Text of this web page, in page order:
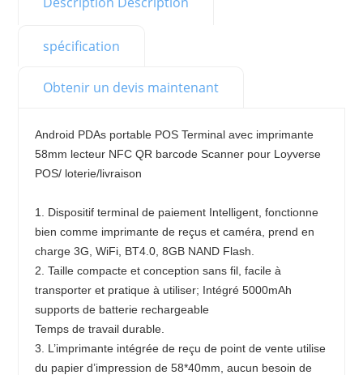
spécification
Obtenir un devis maintenant
Android PDAs portable POS Terminal avec imprimante
58mm lecteur NFC QR barcode Scanner pour Loyverse
POS/ loterie/livraison
1. Dispositif terminal de paiement Intelligent, fonctionne
bien comme imprimante de reçus et caméra, prend en
charge 3G, WiFi, BT4.0, 8GB NAND Flash.
2. Taille compacte et conception sans fil, facile à
transporter et pratique à utiliser; Intégré 5000mAh
supports de batterie rechargeable
Temps de travail durable.
3. L’imprimante intégrée de reçu de point de vente utilise
du papier d’impression de 58*40mm, aucun besoin de